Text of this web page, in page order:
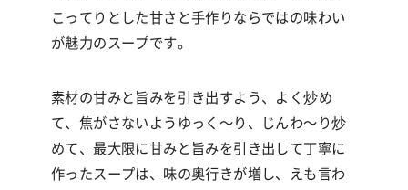
こってりとした甘さと手作りならではの味わい
が魅力のスープです。
素材の甘みと旨みを引き出すよう、よく炒め
て、焦がさないようゆっく〜り、じんわ〜り炒
めて、最大限に甘みと旨みを引き出して丁寧に
作ったスープは、味の奥行きが増し、えも言わ